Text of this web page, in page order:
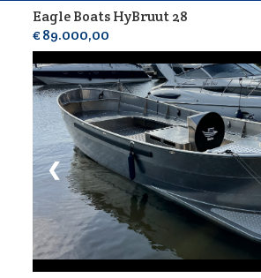
Eagle Boats HyBruut 28
€ 89.000,00
❮